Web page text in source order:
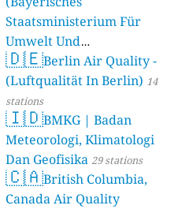
Staatsministerium Für
Umwelt Und
Verbraucherschutz) - LfU
46 stations
🇩🇪Berlin Air Quality -
(Luftqualität In Berlin) 14
stations
🇮🇩BMKG | Badan
Meteorologi, Klimatologi
Dan Geofisika 29 stations
🇨🇦British Columbia,
Canada Air Quality